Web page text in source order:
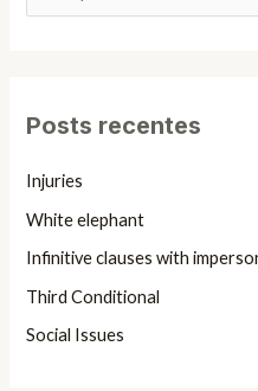
u
p
o
Posts recentes
Injuries
White elephant
Infinitive clauses with
Third Conditional
Social Issues